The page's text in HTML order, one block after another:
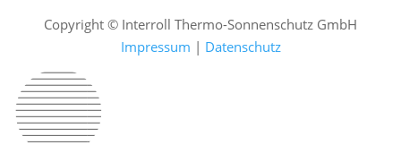
Copyright © Interroll Thermo-Sonnenschutz GmbH
Impressum | Datenschutz